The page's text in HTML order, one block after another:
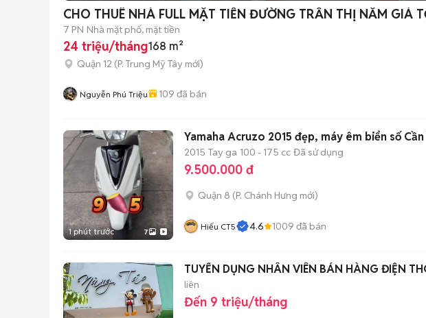
CHO THUÊ NHÀ FULL MẶT TIỀN ĐƯỜNG TRẦN THỊ NĂM GIÁ
7 PN Nhà mặt phố, mặt tiền
24 triệu/tháng168 m²
Quận 12 (P. Trung Mỹ Tây mới)
Nguyễn Phú Triệu 109 đã bán
1 phút trước 7
Yamaha Acruzo 2015 đẹp, máy êm biển số
2015 Tay ga 100 - 175 cc Đã sử dụng
9.500.000 đ
Quận 8 (P. Chánh Hưng mới)
Hiếu CT5 4.6 1009 đã bán
TUYỂN DỤNG NHÂN VIÊN BÁN HÀNG ĐIỆN
liên
Đến 9 triệu/tháng